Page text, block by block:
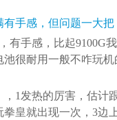
有手感，但问题一大
有手感，比起9100G
池很耐用一般不咋玩
，1发热的厉害，估计
拳皇就出现一次，3边